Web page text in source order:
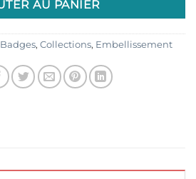
AU PANIER
Badges, Collections, Embellissement